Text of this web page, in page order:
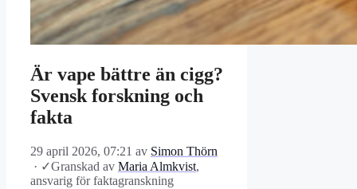
Är vape bättre än cigg?
Svensk forskning och
fakta
29 april 2026, 07:21 av Simon Thörn
· ✓Granskad av Maria Almkvist,
ansvarig för faktagranskning